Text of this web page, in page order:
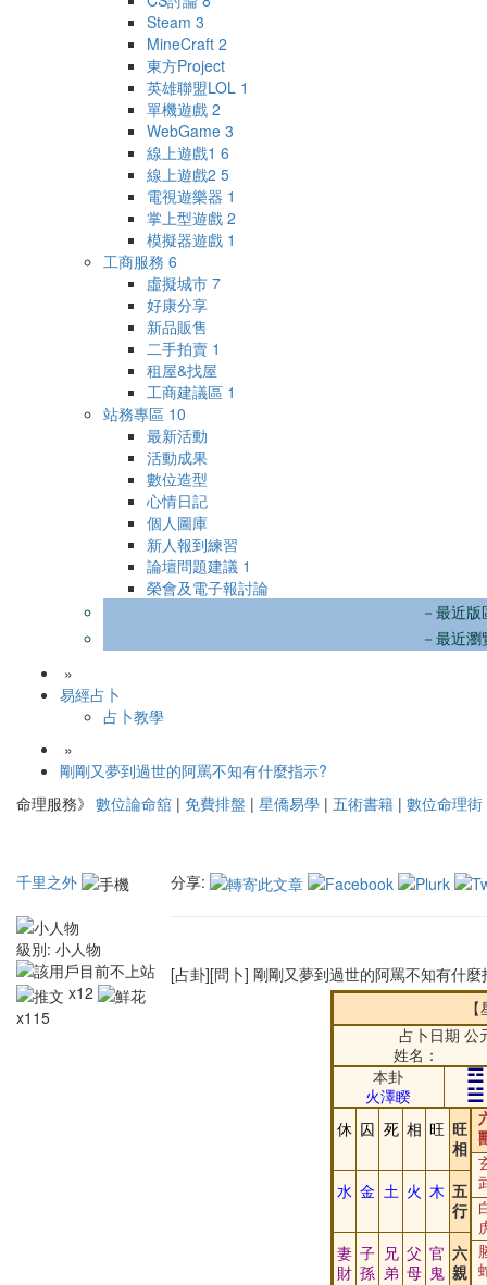
Steam 3
MineCraft 2
東方Project
英雄聯盟LOL 1
單機遊戲 2
WebGame 3
線上遊戲1 6
線上遊戲2 5
電視遊樂器 1
掌上型遊戲 2
模擬器遊戲 1
工商服務 6
虛擬城市 7
好康分享
新品販售
二手拍賣 1
租屋&找屋
工商建議區 1
站務專區 10
最新活動
活動成果
數位造型
心情日記
個人圖庫
新人報到練習
論壇問題建議 1
榮會及電子報討論
－最近版
－最近瀏
»
易經占卜
占卜教學
»
剛剛又夢到過世的阿罵不知有什麼指示?
命理服務》 數位論命舘 | 免費排盤 | 星僑易學 | 五術書籍 | 數位命理街
千里之外
級別: 小人物
x12
x115
分享:
[占卦][問卜] 剛剛又夢到過世的阿罵不知有什麼
占卜日期 公
姓名：
本卦
火澤睽
☲
☱
旺
相
旺
相
死
囚
休
五
行
木
火
土
金
水
六
親
官
鬼
父
母
兄
弟
子
孫
妻
財